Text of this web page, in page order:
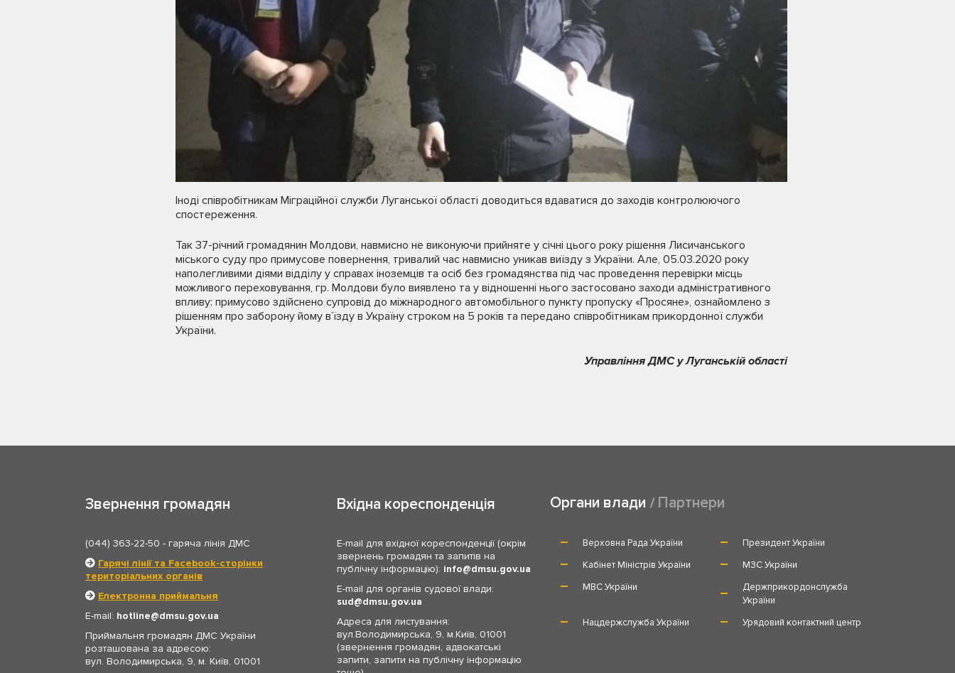
Іноді співробітникам Міграційної служби Луганської області доводиться вдаватися до заходів контролюючого
спостереження.
Так 37-річний громадянин Молдови, навмисно не виконуючи прийняте у січні цього року рішення Лисичанського
міського суду про примусове повернення, тривалий час навмисно уникав виїзду з України. Але, 05.03.2020 року
наполегливими діями відділу у справах іноземців та осіб без громадянства під час проведення перевірки місць
можливого переховування, гр. Молдови було виявлено та у відношенні нього застосовано заходи адміністративного
впливу: примусово здійснено супровід до міжнародного автомобільного пункту пропуску «Просяне», ознайомлено з
рішенням про заборону йому в’їзду в Україну строком на 5 років та передано співробітникам прикордонної служби
України.
Управління ДМС у Луганській області
Звернення громадян
(044) 363-22-50 - гаряча лінія ДМС
Гарячі лінії та Facebook-сторінки
територіальних органів
Електронна приймальня
E-mail: hotline
dmsu.gov.ua
Приймальня громадян ДМС України
розташована за адресою:
вул. Володимирська, 9, м. Київ, 01001
Вхідна кореспонденція
E-mail для вхідної кореспонденції (окрім
звернень громадян та запитів на
публічну інформацію): info
dmsu.gov.ua
E-mail для органів судової влади:
sud
dmsu.gov.ua
Адреса для листування:
вул.Володимирська, 9, м.Київ, 01001
(звернення громадян, адвокатські
запити, запити на публічну інформацію
Органи влади Партнери
Верховна Рада України
Президент України
Кабінет Міністрів України
МЗС України
МВС України
Держприкордонслужба
України
Нацдержслужба України
Урядовий контактний центр